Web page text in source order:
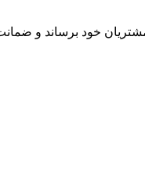
خود برساند و